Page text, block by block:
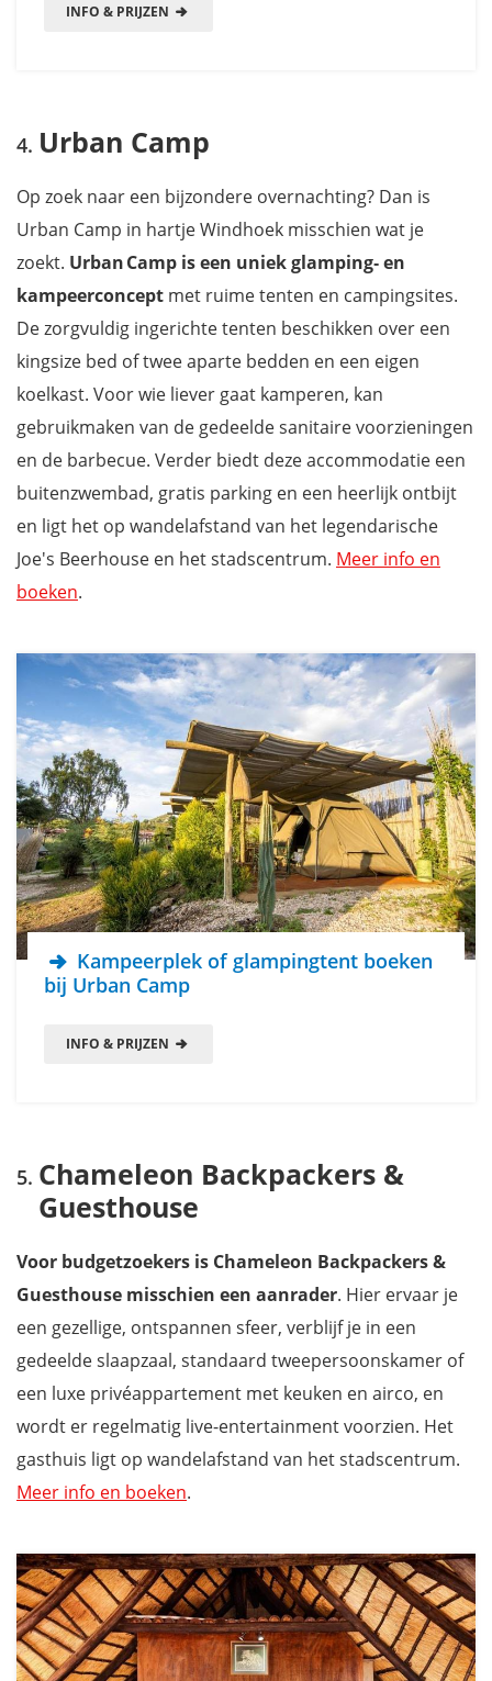
INFO & PRIJZEN
Urban Camp
Op zoek naar een bijzondere overnachting? Dan is
Urban Camp in hartje Windhoek misschien wat je
zoekt. Urban Camp is een uniekglamping‑ en
kampeerconcept met ruime tenten en campingsites.
De zorgvuldig ingerichte tenten beschikken over een
kingsize bed of twee aparte bedden en een eigen
koelkast. Voor wie liever gaat kamperen, kan
gebruikmaken van de gedeelde sanitaire voorzieningen
en de barbecue. Verder biedt deze accommodatie een
buitenzwembad, gratis parking en een heerlijk ontbijt
en ligt het op wandelafstand van het legendarische
Joe's Beerhouse en het stadscentrum. Meer info en
boeken.
Kampeerplek of glampingtent boeken
bij Urban Camp
INFO & PRIJZEN
Chameleon Backpackers &
Guesthouse
Voor budgetzoekers is Chameleon Backpackers &
Guesthouse misschien een aanrader. Hier ervaar je
een gezellige, ontspannen sfeer, verblijf je in een
gedeelde slaapzaal, standaard tweepersoonskamer of
een luxe privéappartement met keuken en airco, en
wordt er regelmatig live-entertainment voorzien. Het
gasthuis ligt op wandelafstand van het stadscentrum.
Meer info en boeken.